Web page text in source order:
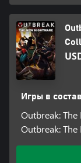
Игры в
Outbreak:
Outbreak: